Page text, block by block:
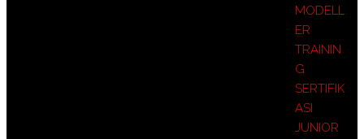
MODELL
ER
TRAININ
G
SERTIFIK
ASI
JUNIOR